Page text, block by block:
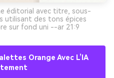
éditorial avec titre, sous-
utilisant des tons épices
sur fond uni --ar 21:9
Orange Avec L’IA